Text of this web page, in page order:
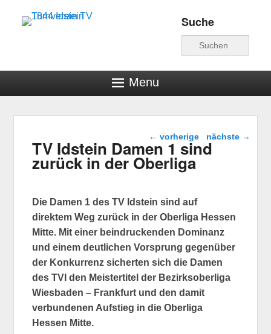
Turnverein TV 1844
Suche
Menu
Beitragsnavigation
← vorherige nächste →
TV Idstein Damen 1 sind
zurück in der Oberliga
Die Damen 1 des TV Idstein sind auf
direktem Weg zurück in der Oberliga Hessen
Mitte. Mit einer beindruckenden Dominanz
und einem deutlichen Vorsprung gegenüber
der Konkurrenz sicherten sich die Damen
des TVI den Meistertitel der Bezirksoberliga
Wiesbaden – Frankfurt und den damit
verbundenen Aufstieg in die Oberliga
Hessen Mitte.